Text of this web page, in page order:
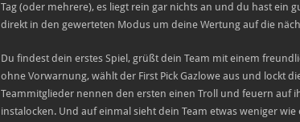
Tag (oder mehrere), es liegt rein gar nichts an und du hast ein
direkt in den gewerteten Modus um deine Wertung auf die
Du findest dein erstes Spiel, grüßt dein Team mit einem
ohne Vorwarnung, wählt der First Pick Gazlowe aus und lockt
Teammitglieder nennen den ersten einen Troll und feuern auf
instalocken. Und auf einmal sieht dein Team etwas weniger